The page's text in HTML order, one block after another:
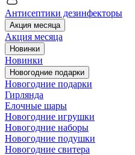
Антисептики дезинфекторы
Акция месяца
Акция месяца
Новинки
Новинки
Новогодние подарки
Новогодние подарки
Гирлянда
Елочные шары
Новогодние игрушки
Новогодние наборы
Новогодние подушки
Новогодние свитера